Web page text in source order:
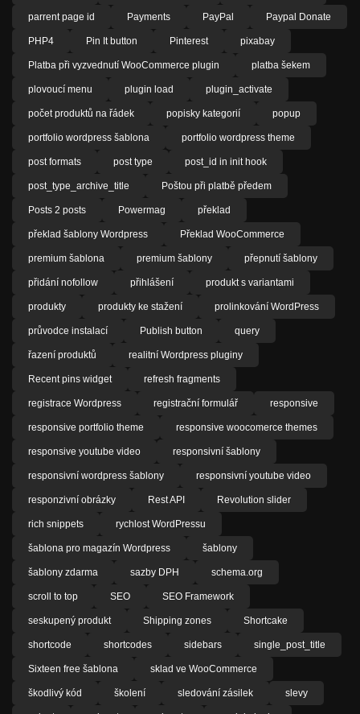
parrent page id Payments PayPal Paypal Donate
PHP4 Pin It button Pinterest pixabay
Platba při vyzvednutí WooCommerce plugin platba šekem
plovoucí menu plugin load plugin_activate
počet produktů na řádek popisky kategorií popup
portfolio wordpress šablona portfolio wordpress theme
post formats post type post_id in init hook
post_type_archive_title Poštou při platbě předem
Posts 2 posts Powermag překlad
překlad šablony Wordpress Překlad WooCommerce
premium šablona premium šablony přepnutí šablony
přidání nofollow přihlášení produkt s variantami
produkty produkty ke stažení prolinkování WordPress
průvodce instalací Publish button query
řazení produktů realitní Wordpress pluginy
Recent pins widget refresh fragments
registrace Wordpress registrační formulář responsive
responsive portfolio theme responsive woocomerce themes
responsive youtube video responsivní šablony
responsivní wordpress šablony responsivní youtube video
responzivní obrázky Rest API Revolution slider
rich snippets rychlost WordPressu
šablona pro magazín Wordpress šablony
šablony zdarma sazby DPH schema.org
scroll to top SEO SEO Framework
seskupený produkt Shipping zones Shortcake
shortcode shortcodes sidebars single_post_title
Sixteen free šablona sklad ve WooCommerce
škodlivý kód školení sledování zásilek slevy